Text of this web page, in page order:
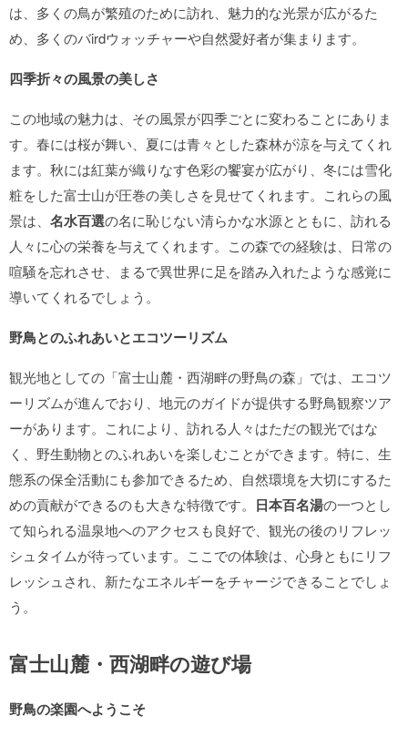
は、多くの鳥が繁殖のために訪れ、魅力的な光景が広がるた
め、多くのバirdウォッチャーや自然愛好者が集まります。
四季折々の風景の美しさ
この地域の魅力は、その風景が四季ごとに変わることにありま
す。春には桜が舞い、夏には青々とした森林が涼を与えてくれ
ます。秋には紅葉が織りなす色彩の饗宴が広がり、冬には雪化
粧をした富士山が圧巻の美しさを見せてくれます。これらの風
景は、 名水百選の名に恥じない清らかな水源とともに、訪れる
人々に心の栄養を与えてくれます。この森での経験は、日常の
喧騒を忘れさせ、まるで異世界に足を踏み入れたような感覚に
導いてくれるでしょう。
野鳥とのふれあいとエコツーリズム
観光地としての「富士山麓・西湖畔の野鳥の森」では、エコツ
ーリズムが進んでおり、地元のガイドが提供する野鳥観察ツア
ーがあります。これにより、訪れる人々はただの観光ではな
く、野生動物とのふれあいを楽しむことができます。特に、生
態系の保全活動にも参加できるため、自然環境を大切にするた
めの貢献ができるのも大きな特徴です。 日本百名湯の一つとし
て知られる温泉地へのアクセスも良好で、観光の後のリフレッ
シュタイムが待っています。ここでの体験は、心身ともにリフ
レッシュされ、新たなエネルギーをチャージできることでしょ
う。
富士山麓・西湖畔の遊び場
野鳥の楽園へようこそ